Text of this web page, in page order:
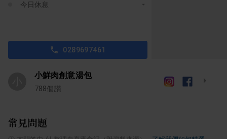
今日休息
0289697461
小鮮肉創意湯包
788個讚
常見問題